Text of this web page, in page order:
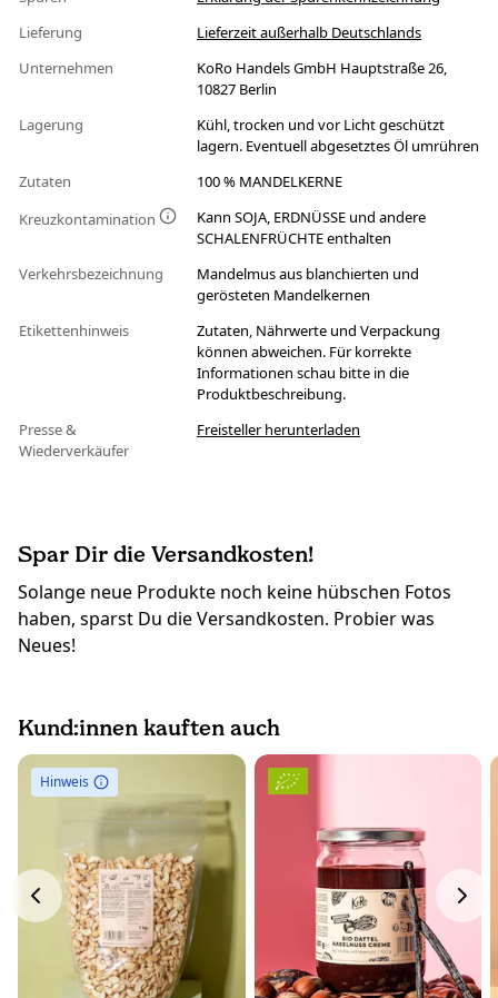
Lieferung
Lieferzeit außerhalb Deutschlands
Unternehmen
KoRo Handels GmbH Hauptstraße 26,
10827 Berlin
Lagerung
Kühl, trocken und vor Licht geschützt
lagern. Eventuell abgesetztes Öl umrühren
Zutaten
100 % MANDELKERNE
Kreuzkontamination
Kann SOJA, ERDNÜSSE und andere
SCHALENFRÜCHTE enthalten
Verkehrsbezeichnung
Mandelmus aus blanchierten und
gerösteten Mandelkernen
Etikettenhinweis
Zutaten, Nährwerte und Verpackung
können abweichen. Für korrekte
Informationen schau bitte in die
Produktbeschreibung.
Presse &
Wiederverkäufer
Freisteller herunterladen
Spar Dir die Versandkosten!
Solange neue Produkte noch keine hübschen Fotos
haben, sparst Du die Versandkosten. Probier was
Neues!
Kund:innen kauften auch
Hinweis